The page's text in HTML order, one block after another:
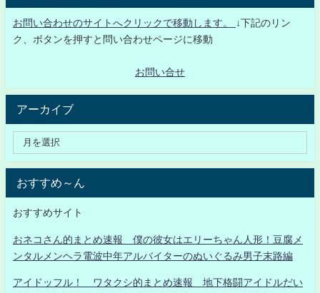
お問い合わせのサイトへクリックで移動します。
↓下記のリン
ク、ボタンを押すと問い合わせページに移動
お問い合せ
アーカイブ
おすすめ～ん
おすすめサイト
おネコさん的まとめ速報 僕の彼女はエリーちゃん人形！豆腐メ
ンタルメンヘラ電波中年アルバイターのぬいぐるみ男子末路編
アイドッフル！ ワタクシ的まとめ速報 地下格闘アイドルだい